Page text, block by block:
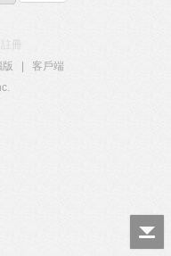
客戶端